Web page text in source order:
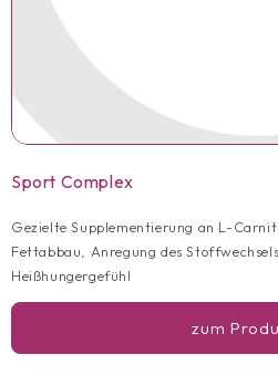
Sport Complex
Gezielte Supplementierung an L-
Fettabbau, Anregung des
Heißhungergefühl
zum